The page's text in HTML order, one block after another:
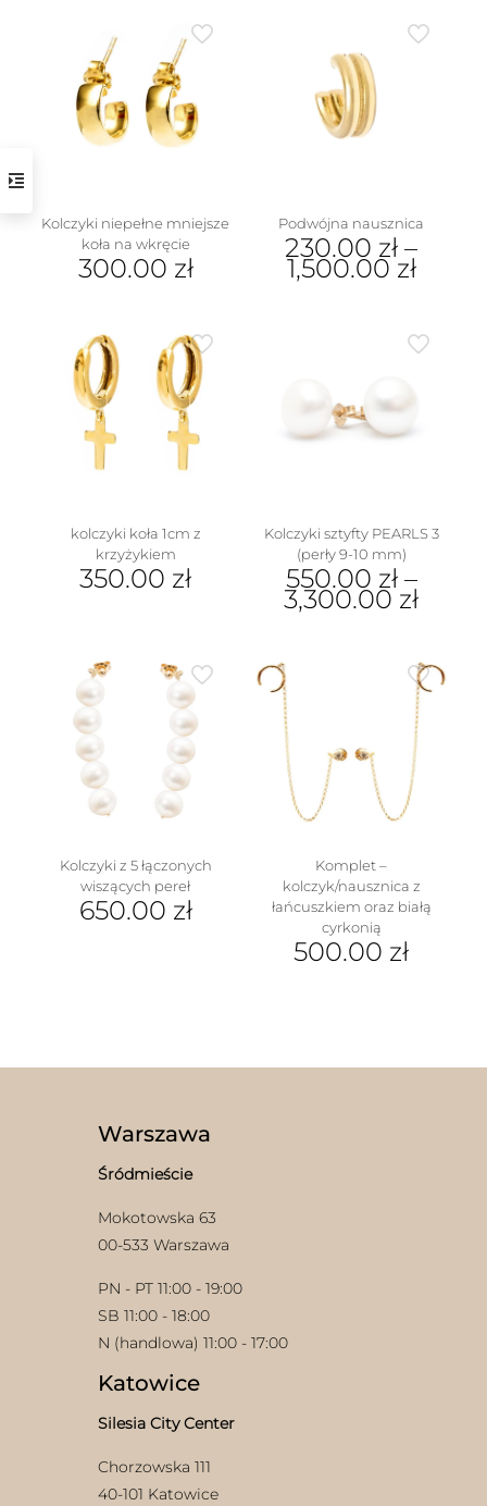
wariantów.
Opcje
można
wybrać
Kolczyki niepełne mniejsze
koła na wkręcie
300.00 zł
Podwójna nausznica
230.00 zł –
1,500.00 zł
Opcje
można
wybrać
kolczyki koła 1cm z
krzyżykiem
350.00 zł
Kolczyki sztyfty PEARLS 3
(perły 9-10 mm)
550.00 zł–
3,300.00 zł
wariantów.
można
wybrać
stronie
Kolczyki z 5 łączonych
wiszących pereł
650.00 zł
Komplet –
kolczyk/nausznica z
łańcuszkiem oraz białą
cyrkonią
500.00 zł
Warszawa
Śródmieście
Mokotowska 63
00-533 Warszawa
PN - PT 11:00 - 19:00
SB 11:00 - 18:00
N (handlowa) 11:00 - 17:00
Katowice
Silesia City Center
Chorzowska 111
40-101 Katowice